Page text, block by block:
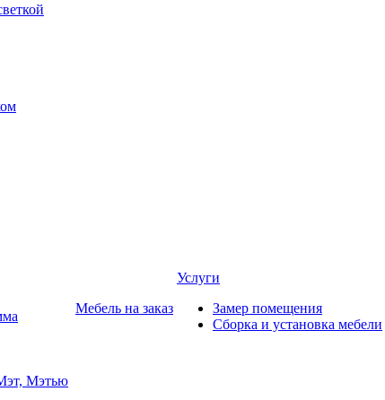
Мэтью
Мебель на заказ
Услуги
Замер помещения
Сборка и установка мебели